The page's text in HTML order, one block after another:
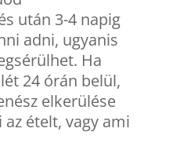
után 3-4 napig
adni, ugyanis
Ha
24 órán belül,
elkerülése
ételt, vagy ami